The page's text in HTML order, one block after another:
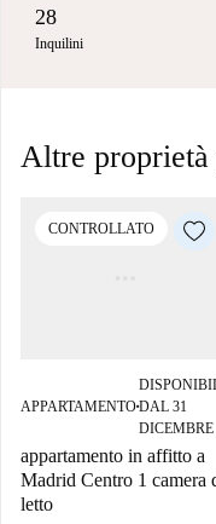
28
Inquilini
Altre
CONTROLLATO
APPARTAMENTO■DAL 31
DICEMBRE
appartamento in affitto a
Madrid Centro 1 camera
letto